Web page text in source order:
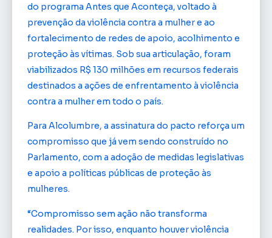
do programa Antes que Aconteça, voltado à
prevenção da violência contra a mulher e ao
fortalecimento de redes de apoio, acolhimento e
proteção às vítimas. Sob sua articulação, foram
viabilizados R$ 130 milhões em recursos federais
destinados a ações de enfrentamento à violência
contra a mulher em todo o país.
Para Alcolumbre, a assinatura do pacto reforça um
compromisso que já vem sendo construído no
Parlamento, com a adoção de medidas legislativas
e apoio a políticas públicas de proteção às
mulheres.
“Compromisso sem ação não transforma
realidades. Por isso, enquanto houver violência